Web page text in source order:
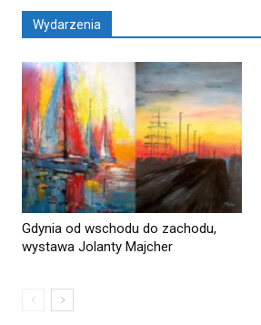
Wydarzenia
Gdynia od wschodu do zachodu,
wystawa Jolanty Majcher